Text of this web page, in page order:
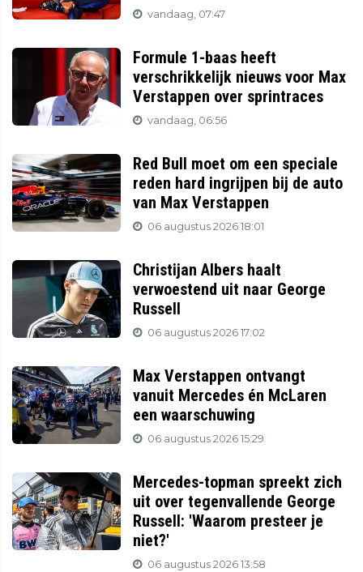
vandaag, 07:47
Formule 1-baas heeft
verschrikkelijk nieuws voor Max
Verstappen over sprintraces
vandaag, 06:56
Red Bull moet om een speciale
reden hard ingrijpen bij de auto
van Max Verstappen
06 augustus 2026 18:01
Christijan Albers haalt
verwoestend uit naar George
Russell
06 augustus 2026 17:02
Max Verstappen ontvangt
vanuit Mercedes én McLaren
een waarschuwing
06 augustus 2026 15:29
Mercedes-topman spreekt zich
uit over tegenvallende George
Russell: 'Waarom presteer je
niet?'
06 augustus 2026 13:58